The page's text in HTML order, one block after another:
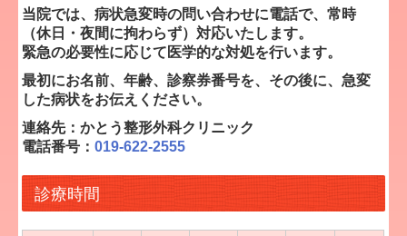
当院では、病状急変時の問い合わせに電話で、常時
（休日・夜間に拘わらず）対応いたします。
緊急の必要性に応じて医学的な対処を行います。
最初にお名前、年齢、診察券番号を、その後に、急変
した病状をお伝えください。
連絡先：かとう整形外科クリニック
電話番号：019-622-2555
診療時間